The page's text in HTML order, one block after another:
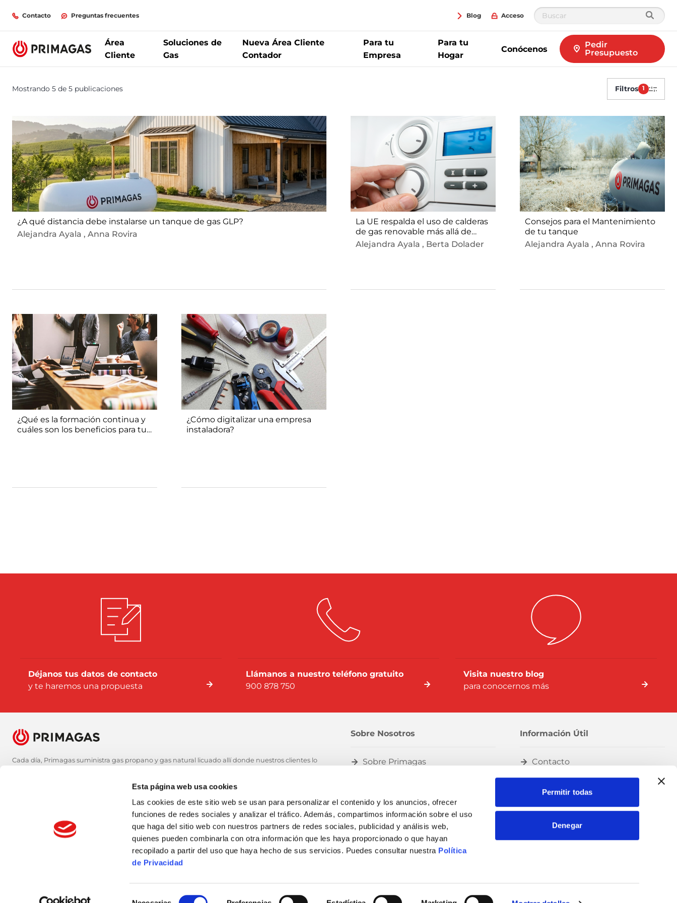
Esta página web usa cookies
Las cookies de este sitio web se usan para personalizar el contenido y los anuncios, ofrecer
funciones de redes sociales y analizar el tráfico. Además, compartimos información sobre el uso
que haga del sitio web con nuestros partners de redes sociales, publicidad y análisis web,
quienes pueden combinarla con otra información que les haya proporcionado o que hayan
recopilado a partir del uso que haya hecho de sus servicios. Puedes consultar nuestra Política
de Privacidad
Permitir todas
Denegar
Contacto Preguntas frecuentes Blog Acceso
Área
Cliente
Soluciones de
Gas
Nueva Área Cliente
Contador
Para tu
Empresa
Para tu
Hogar
Conócenos
Pedir
Presupuesto
Mostrando 5 de 5 publicaciones Filtros 1
¿A qué distancia debe instalarse un tanque de gas GLP?
Alejandra Ayala , Anna Rovira
La UE respalda el uso de calderas
de gas renovable más allá de
2040
Alejandra Ayala , Berta Dolader
Consejos para el Mantenimiento
de tu tanque
Alejandra Ayala , Anna Rovira
¿Qué es la formación continua y
cuáles son los beneficios para tu
¿Cómo digitalizar una empresa
instaladora?
Déjanos tus datos de contacto
y te haremos una propuesta
Llámanos a nuestro teléfono gratuito
900 878 750
Visita nuestro blog
para conocernos más
Cada día, Primagas suministra gas propano y gas natural licuado allí donde nuestros clientes lo
forma que las personas que residen en zonas no urbanas tengan acceso a energías con menor
Sobre Nosotros
Sobre Primagas
Sostenibilidad
Sobre SHV Energy
Trabaja con nosotros
Colaboradores
Información Útil
Contacto
Preguntas frecuentes
Hola ¿Cómo puedo ayudarte?